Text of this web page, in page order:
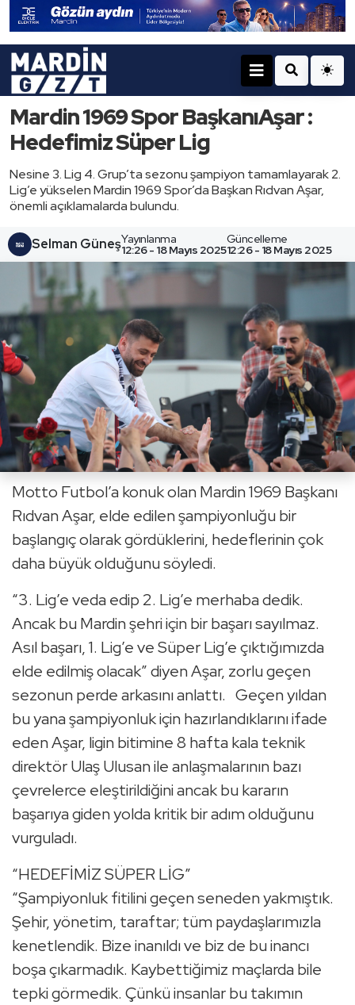
Mardin 1969 Spor BaşkanıAşar :
Hedefimiz Süper Lig
Nesine 3. Lig 4. Grup’ta sezonu şampiyon tamamlayarak 2.
Lig’e yükselen Mardin 1969 Spor’da Başkan Rıdvan Aşar,
önemli açıklamalarda bulundu.
Selman GüneşYayınlanma
12:26 - 18 Mayıs 2025
Güncelleme
12:26 - 18 Mayıs 2025
Motto Futbol’a konuk olan Mardin 1969 Başkanı
Rıdvan Aşar, elde edilen şampiyonluğu bir
başlangıç olarak gördüklerini, hedeflerinin çok
daha büyük olduğunu söyledi.
“3. Lig’e veda edip 2. Lig’e merhaba dedik.
Ancak bu Mardin şehri için bir başarı sayılmaz.
Asıl başarı, 1. Lig’e ve Süper Lig’e çıktığımızda
elde edilmiş olacak” diyen Aşar, zorlu geçen
sezonun perde arkasını anlattı. Geçen yıldan
bu yana şampiyonluk için hazırlandıklarını ifade
eden Aşar, ligin bitimine 8 hafta kala teknik
direktör Ulaş Ulusan ile anlaşmalarının bazı
çevrelerce eleştirildiğini ancak bu kararın
başarıya giden yolda kritik bir adım olduğunu
vurguladı.
“HEDEFİMİZ SÜPER LİG”
“Şampiyonluk fitilini geçen seneden yakmıştık.
Şehir, yönetim, taraftar; tüm paydaşlarımızla
kenetlendik. Bize inanıldı ve biz de bu inancı
boşa çıkarmadık. Kaybettiğimiz maçlarda bile
tepki görmedik. Çünkü insanlar bu takımın